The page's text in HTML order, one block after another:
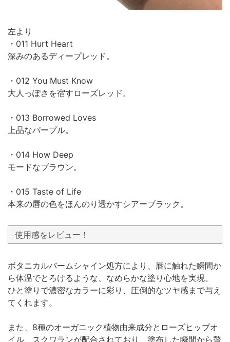
左より
・011 Hurt Heart
深みのあるディープレッド。
・012 You Must Know
大人っぽさを宿すローズレッド。
・013 Borrowed Loves
上品なパープル。
・014 How Deep
モードなブラウン。
・015 Taste of Life
本来の唇の色をほんのり透かすシアーブラック。
使用感をレビュー！
ボタニカルバームシャイン処方により、唇に触れた瞬間か
ら体温でとろけるような、なめらかな塗り心地を実現。
ひと塗りで濃密なカラーに彩り、圧倒的なツヤ感まで与え
てくれます。
また、8種のオーガニック植物由来成分とローズヒップオ
イル、スクワランが配合されており、塗布した瞬間から贅